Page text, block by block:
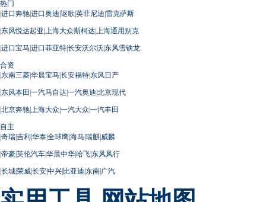
热门
|进口奔驰|进口奥迪|讴歌|英菲尼迪|雷克萨斯
|东风悦达起亚| 上海大众斯柯达| 上海通用别克
|进口宝马|进口菲亚特|长安沃尔沃|东风雪铁龙
合资
|东南三菱|华晨宝马|长安福特|东风日产
|东风本田 |一汽马自达|一汽奥迪|北京现代
|北京奔驰| 上海大众|一汽大众|一汽丰田
自主
|奇瑞|吉利|华泰|全球鹰|海马|瑞麒|威麟
|帝豪|英伦汽车|华晨中华|哈飞|东风风行
|长城|荣威|长安|中兴|比亚迪|东南|广汽